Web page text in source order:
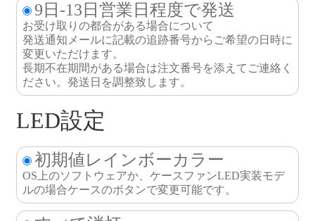
9日-13日営業日程度で発送
お受け取りの都合がある場合について
発送通知メールに記載の追跡番号からご希望の日時に
変更いただけます。
長期不在期間がある場合は注文番号を添えてご連絡く
ださい。発送日を調整致します。
LED設定
初期値レインボーカラー
OS上のソフトウェアか、ケースファンLED実装モデ
ルの場合ケースのボタンで変更可能です。